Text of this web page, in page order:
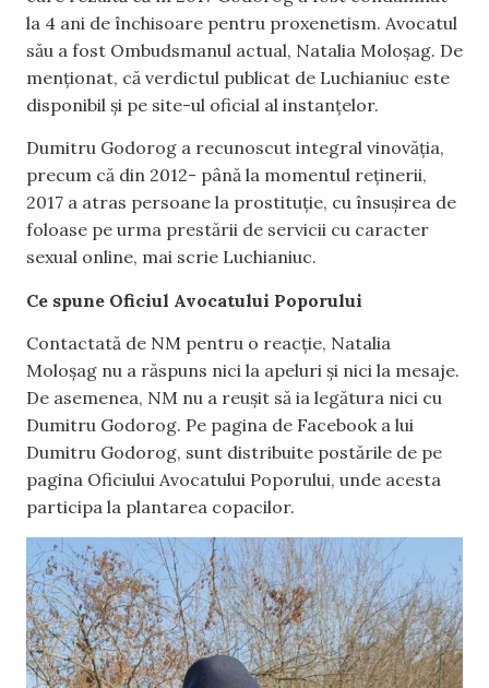
la 4 ani de închisoare pentru proxenetism. Avocatul
său a fost Ombudsmanul actual, Natalia Moloșag. De
menționat, că verdictul publicat de Luchianiuc este
disponibil și pe site-ul oficial al instanțelor.
Dumitru Godorog a recunoscut integral vinovăția,
precum că din 2012- până la momentul reținerii,
2017 a atras persoane la prostituție, cu însușirea de
foloase pe urma prestării de servicii cu caracter
sexual online, mai scrie Luchianiuc.
Ce spune Oficiul Avocatului Poporului
Contactată de NM pentru o reacție, Natalia
Moloșag nu a răspuns nici la apeluri și nici la mesaje.
De asemenea, NM nu a reușit să ia legătura nici cu
Dumitru Godorog. Pe pagina de Facebook a lui
Dumitru Godorog, sunt distribuite postările de pe
pagina Oficiului Avocatului Poporului, unde acesta
participa la plantarea copacilor.